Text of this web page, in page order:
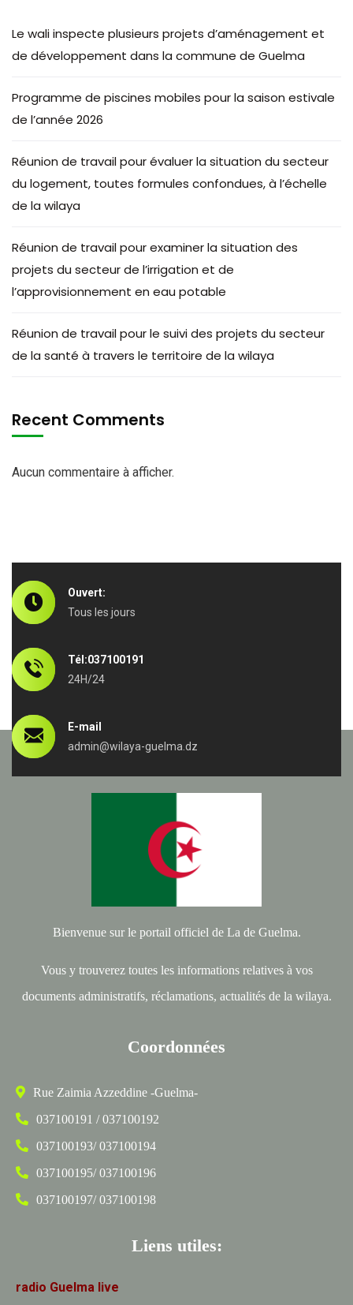
Le wali inspecte plusieurs projets d’aménagement et
de développement dans la commune de Guelma
Programme de piscines mobiles pour la saison estivale
de l’année 2026
Réunion de travail pour évaluer la situation du secteur
du logement, toutes formules confondues, à l’échelle
de la wilaya
Réunion de travail pour examiner la situation des
projets du secteur de l’irrigation et de
l’approvisionnement en eau potable
Réunion de travail pour le suivi des projets du secteur
de la santé à travers le territoire de la wilaya
Recent Comments
Aucun commentaire à afficher.
Ouvert:
Tous les jours
Tél:037100191
24H/24
E-mail
admin@wilaya-guelma.dz
Bienvenue sur le portail officiel de La de Guelma.
Vous y trouverez toutes les informations relatives à vos
documents administratifs, réclamations, actualités de la wilaya.
Coordonnées
Rue Zaimia Azzeddine -Guelma-
037100191 / 037100192
037100193/ 037100194
037100195/ 037100196
037100197/ 037100198
Liens utiles:
radio Guelma live